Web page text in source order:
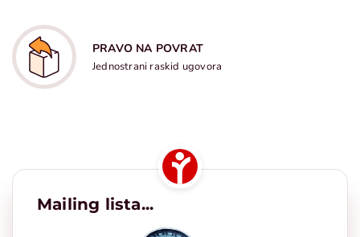
PRAVO NA POVRAT
Jednostrani raskid ugovora
Mailing lista...